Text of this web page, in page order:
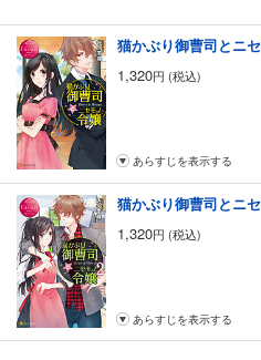
猫かぶり御曹司とニ
1,320円 (税込)
あらすじを表示する
猫かぶり御曹司とニ
1,320円 (税込)
あらすじを表示する